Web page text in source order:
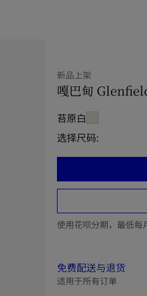
新品上架
嘎巴甸
苔原白
选择尺码:
使用花呗分期，最低每
免费配送与退货
适用于所有订单